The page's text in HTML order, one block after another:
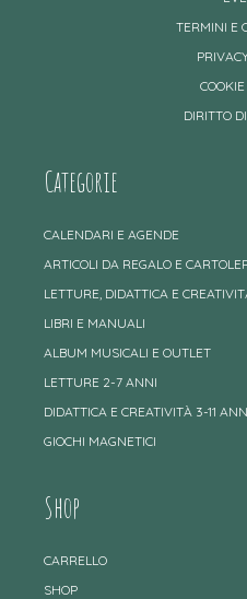
TERMINI E
DIRITTO
Categorie
CALENDARI E AGENDE
ARTICOLI DA REGALO E
LETTURE, DIDATTICA E
LIBRI E MANUALI
ALBUM MUSICALI E OUTLET
LETTURE 2-7 ANNI
DIDATTICA E CREATIVITÀ 3-11
GIOCHI MAGNETICI
Shop
CARRELLO
SHOP